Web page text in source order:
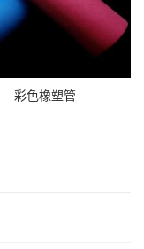
彩色橡塑管